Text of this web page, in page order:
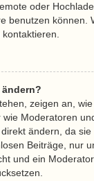
oder
benutzen können.
zeigen an,
Moderatoren
ändern, da
Beiträge, nur
und ein